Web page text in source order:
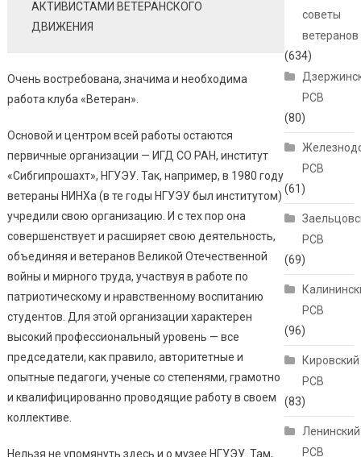
АКТИВИСТАМИ ВЕТЕРАНСКОГО
ДВИЖЕНИЯ
Очень востребована, значима и необходима
работа клуба «Ветеран».
Основой и центром всей работы остаются
первичные организации — ИГД СО РАН, институт
«Сибгипрошахт», НГУЭУ. Так, например, в 1980 году
ветераны НИНХа (в те годы НГУЭУ был институтом)
учредили свою организацию. И с тех пор она
совершенствует и расширяет свою деятельность,
объединяя и ветеранов Великой Отечественной
войны и мирного труда, участвуя в работе по
патриотическому и нравственному воспитанию
студентов. Для этой организации характерен
высокий профессиональный уровень — все
председатели, как правило, авторитетные и
опытные педагоги, ученые со степенями, грамотно
и квалифицированно проводящие работу в своем
коллективе.
Нельзя не упомянуть здесь и о музее НГУЭУ. Там,
советы
ветеранов
(634)
РСВ
(80)
РСВ
(61)
РСВ
(69)
РСВ
(96)
Кировский
РСВ
(83)
Ленинский
РСВ